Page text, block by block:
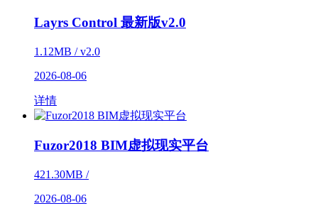
Layrs Control 最新版v2.0
1.12MB / v2.0
2026-08-06
详情
Fuzor2018 BIM虚拟现实平台
421.30MB /
2026-08-06